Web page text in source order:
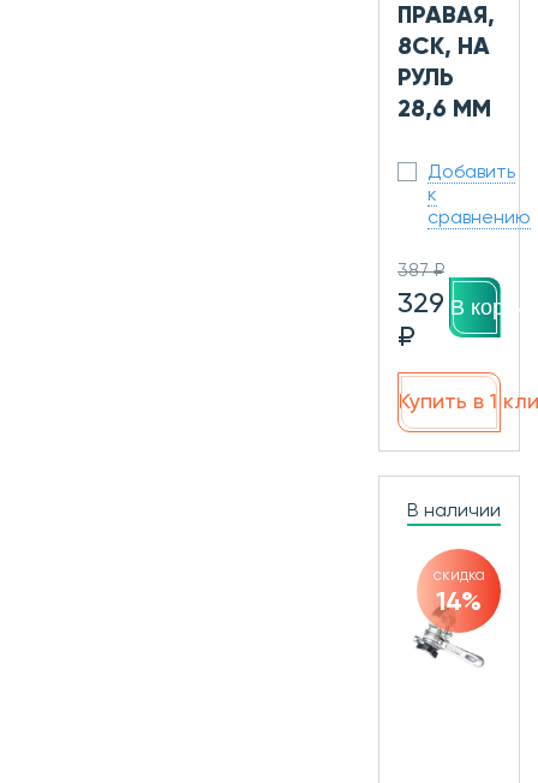
ПРАВАЯ,
8СК, НА
РУЛЬ
28,6 ММ
Добавить
к
сравнению
387 ₽
329
₽
В
Купить в 1
В наличии
скидка
14%